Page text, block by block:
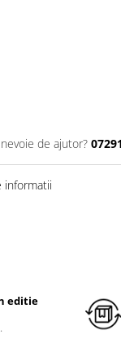
de ajutor?
informatii
editie